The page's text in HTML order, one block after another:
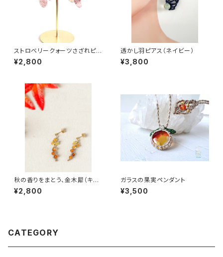
ストロベリークォーツさざれピア
ス
¥2,800
透かし羽ピアス（ネイビー）
¥3,800
秋の香りをまとう、金木犀（キン
モクセイ）とカーネリアンのピア
ス
¥2,800
ガラスの果実ペンダント
¥3,500
CATEGORY